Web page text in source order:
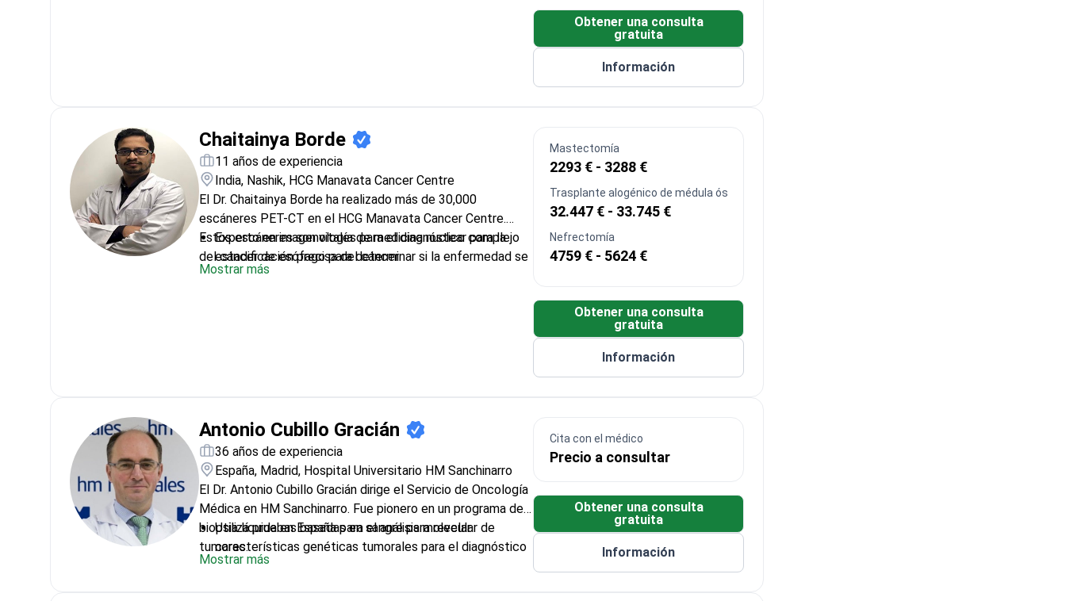
Obtener una consulta
gratuita
Información
Chaitainya Borde
11 años de experiencia
India, Nashik, HCG Manavata Cancer Centre
El Dr. Chaitainya Borde ha realizado más de 30,000
escáneres PET-CT en el HCG Manavata Cancer Centre.
Estos escáneres son vitales para el diagnóstico complejo
del cáncer de esófago para determinar si la enfermedad se
ha propagado.
Experto en imagenología de medicina nuclear para la
estadificación precisa del cáncer
Realiza escáneres PET-CT para detectar tumores y
Mostrar más
Mastectomía
2293 € - 3288 €
Trasplante alogénico de médula ósea de un donante no emparentado
32.447 € - 33.745 €
Nefrectomía
4759 € - 5624 €
Obtener una consulta
gratuita
Información
Antonio Cubillo Gracián
36 años de experiencia
España, Madrid, Hospital Universitario HM Sanchinarro
El Dr. Antonio Cubillo Gracián dirige el Servicio de Oncología
Médica en HM Sanchinarro. Fue pionero en un programa de
biopsia líquida en España para el análisis molecular de
tumores.
Utiliza pruebas basadas en sangre para revelar
características genéticas tumorales para el diagnóstico
del cáncer de esófago
Mostrar más
Cita con el médico
Precio a consultar
Obtener una consulta
gratuita
Información